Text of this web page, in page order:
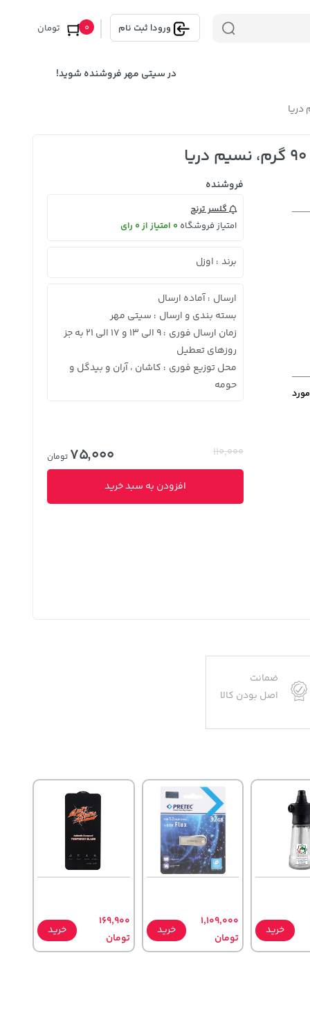
ورود| ثبت نام تومان 0
در سیتی مهر فروشنده شوید!
فروشنده
گلسر ترنج
امتیاز فروشگاه0 امتیاز از 0 رای
برند : اوزل
ارسال :آماده ارسال
بسته بندی و ارسال : سیتی مهر
زمان ارسال فوری :
9 الی 13 و 17 الی 21 به جز
روزهای تعطیل
محل توزیع فوری : کاشان ، آران و بیدگل و
حومه
110,000
75,000 تومان
افزودن به سبد خرید
ضمانت
اصل بودن کالا
خرید
1,109,000
تومان
خرید
169,900
تومان
خرید